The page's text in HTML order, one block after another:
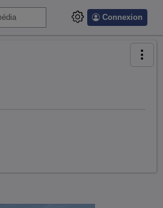
Connexion